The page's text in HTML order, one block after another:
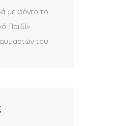
με φόντο το
Παιδί»
του